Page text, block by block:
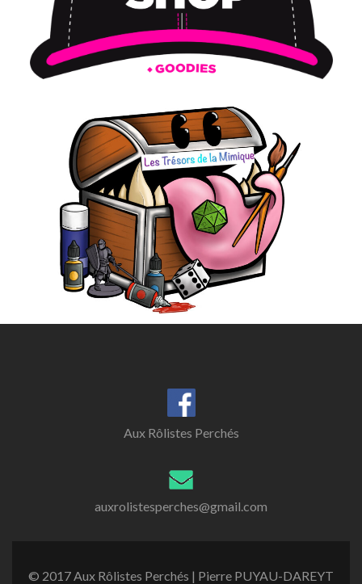
Aux Rôlistes Perchés
auxrolistesperches@gmail.com
© 2017 Aux Rôlistes Perchés | Pierre PUYAU-DAREYT